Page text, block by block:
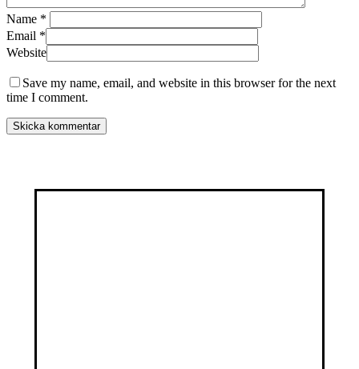
Name *
Email *
Website
Save my name, email, and website in this browser for the next
time I comment.